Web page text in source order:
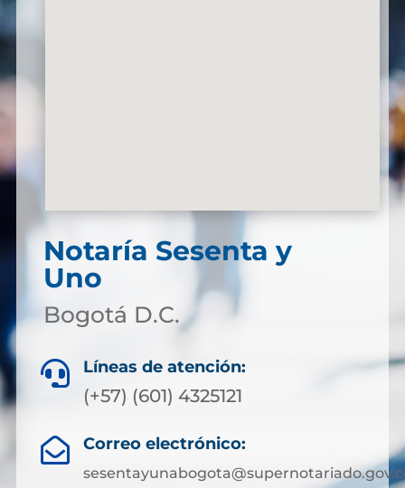
Notaría Sesenta y
Uno
Bogotá D.C.
 Líneas de atención:
(+57) (601) 4325121
 Correo electrónico: